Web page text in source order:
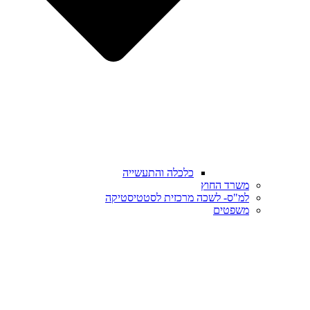
כלכלה והתעשייה
משרד החוץ
למ"ס- לשכה מרכזית לסטטיסטיקה
משפטים